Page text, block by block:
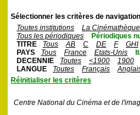
Sélectionner les critères de
Toutes institutions
La
Tous les périodiques
Périodiques
TITRE
Tous AB C DE F
GHI
PAYS
Tous France Etats-Unis
DECENNIE
Toutes <1900
1900
LANGUE
Toutes Français
Réinitialiser les critères
Centre National du Cinéma et de